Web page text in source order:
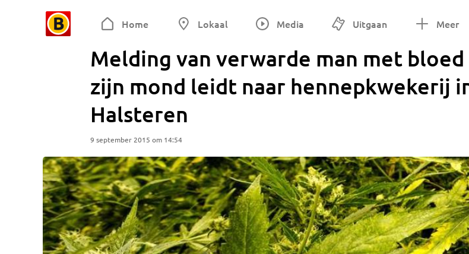
Home Lokaal Media Uitgaan Meer
Melding van verwarde man met
zijn mond leidt naar hennepkwekerij
Halsteren
9 september 2015 om 14:54